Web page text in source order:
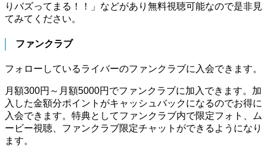
りバズってまる！！」などがあり無料視聴可能なので是非見
てみてください。
ファンクラブ
フォローしているライバーのファンクラブに入会できます。
月額300円～月額5000円でファンクラブに加入できます。加
入した金額分ポイントがキャッシュバックになるのでお得に
入会できます。特典としてファンクラブ内で限定フォト、ム
ービー視聴、ファンクラブ限定チャットができるようになり
ます。